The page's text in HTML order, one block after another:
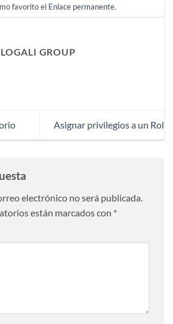
favorito el Enlace permanente.
LOGALI GROUP
Asignar privilegios a un Rol
electrónico no será publicada.
están marcados con *